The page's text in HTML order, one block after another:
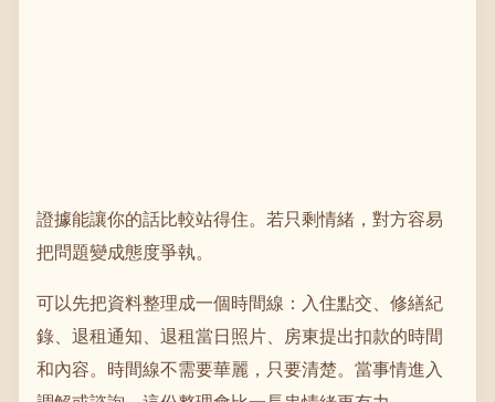
證據能讓你的話比較站得住。若只剩情緒，對方容易
把問題變成態度爭執。
可以先把資料整理成一個時間線：入住點交、修繕紀
錄、退租通知、退租當日照片、房東提出扣款的時間
和內容。時間線不需要華麗，只要清楚。當事情進入